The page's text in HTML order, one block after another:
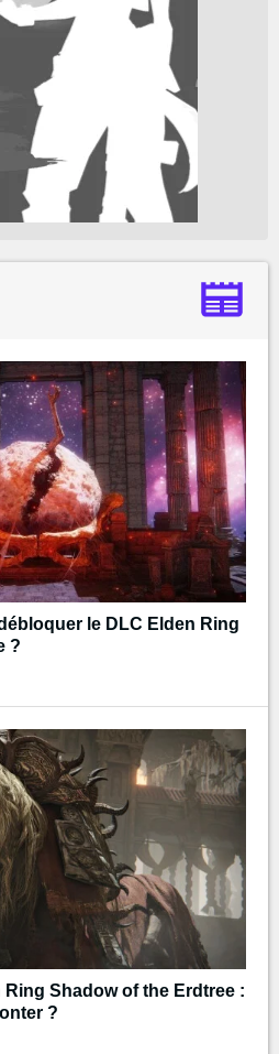
le DLC Elden Ring
?
Shadow of the Erdtree :
?